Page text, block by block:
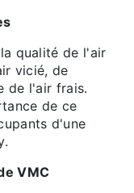
qualité de l'air
vicié, de
de l'air frais.
de ce
d'une
VMC